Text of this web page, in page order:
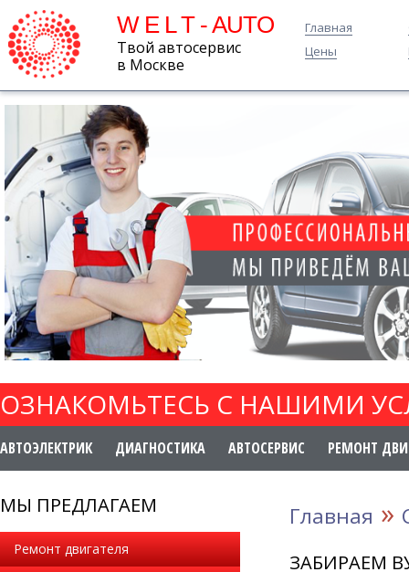
W E L T - AUTO
Твой автосервис
в Москве
Главная
Цены
ОЗНАКОМЬТЕСЬ С НАШИМИ
АВТОЭЛЕКТРИК ДИАГНОСТИКА АВТОСЕРВИС РЕМОНТ
МЫ ПРЕДЛАГАЕМ
Ремонт двигателя
Главная »
ЗАБИРАЕМ